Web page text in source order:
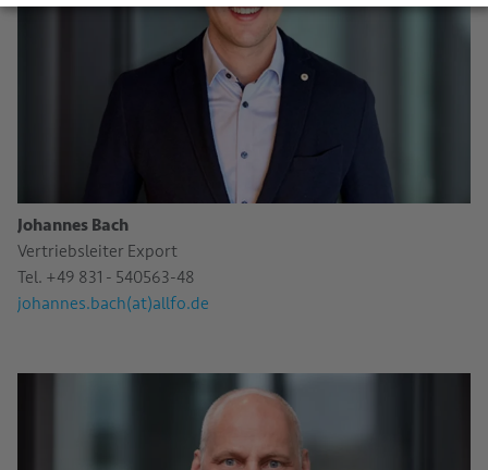
Johannes Bach
Vertriebsleiter Export
Tel. +49 831 - 540563-48
johannes.bach(at)allfo.de